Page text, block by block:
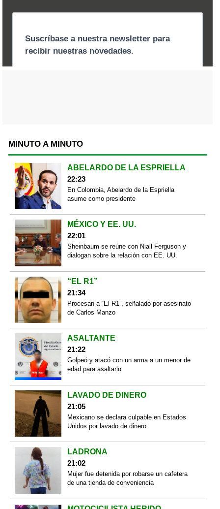
MINUTO A MINUTO
ABELARDO DE LA ESPRIELLA
22:23
En Colombia, Abelardo de la Espriella
asume como presidente
MÉXICO Y EE. UU.
22:01
Sheinbaum se reúne con Niall Ferguson y
dialogan sobre la relación con EE. UU.
“EL R1”
21:34
Procesan a “El R1”, señalado por asesinato
de Carlos Manzo
ASALTANTE
21:22
Golpeó y atacó con un arma a un menor de
edad para asaltarlo
LAVADO DE DINERO
21:05
Mexicano se declara culpable en Estados
Unidos por lavado de dinero
LADRONA
21:02
Mujer fue detenida por robarse un cafetera
de una tienda de conveniencia